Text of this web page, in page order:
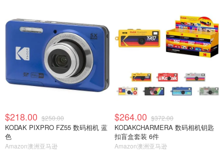
$218.00 $250.00
KODAK PIXPRO FZ55 数码相机 蓝
色
Amazon澳洲亚马逊
$264.00 $372.00
KODAKCHARMERA 数码相机钥匙
扣盲盒套装 6件
Amazon澳洲亚马逊